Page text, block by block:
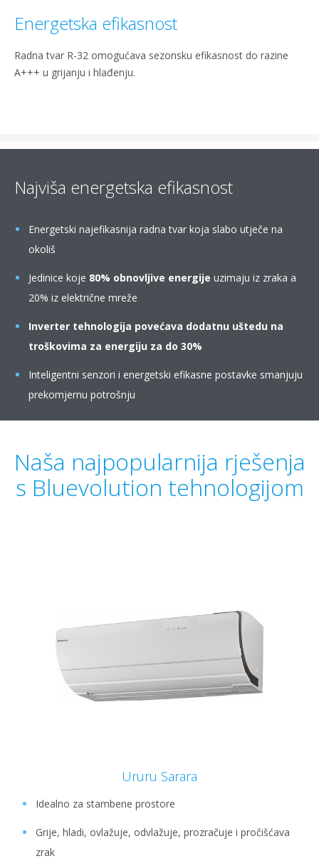
Energetska efikasnost
Radna tvar R-32 omogućava sezonsku efikasnost do razine
A+++ u grijanju i hlađenju.
Najviša energetska efikasnost
Energetski najefikasnija radna tvar koja slabo utječe na
okoliš
Jedinice koje 80% obnovljive energije uzimaju iz zraka a
20% iz električne mreže
Inverter tehnologija povećava dodatnu uštedu na
troškovima za energiju za do 30%
Inteligentni senzori i energetski efikasne postavke smanjuju
prekomjernu potrošnju
Naša najpopularnija rješenja
s Bluevolution tehnologijom
Ururu Sarara
Idealno za stambene prostore
Grije, hladi, ovlažuje, odvlažuje, prozračuje i pročišćava
zrak